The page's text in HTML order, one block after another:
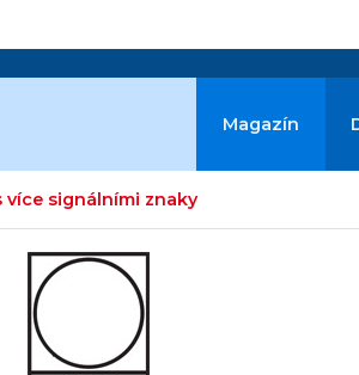
Magazín
více signálními znaky